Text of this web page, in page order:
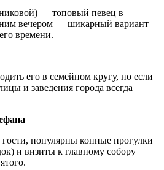
— топовый певец в
вечером — шикарный вариант
времени.
его в семейном кругу, но если
и заведения города всегда
гости, популярны конные прогулки
и визиты к главному собору